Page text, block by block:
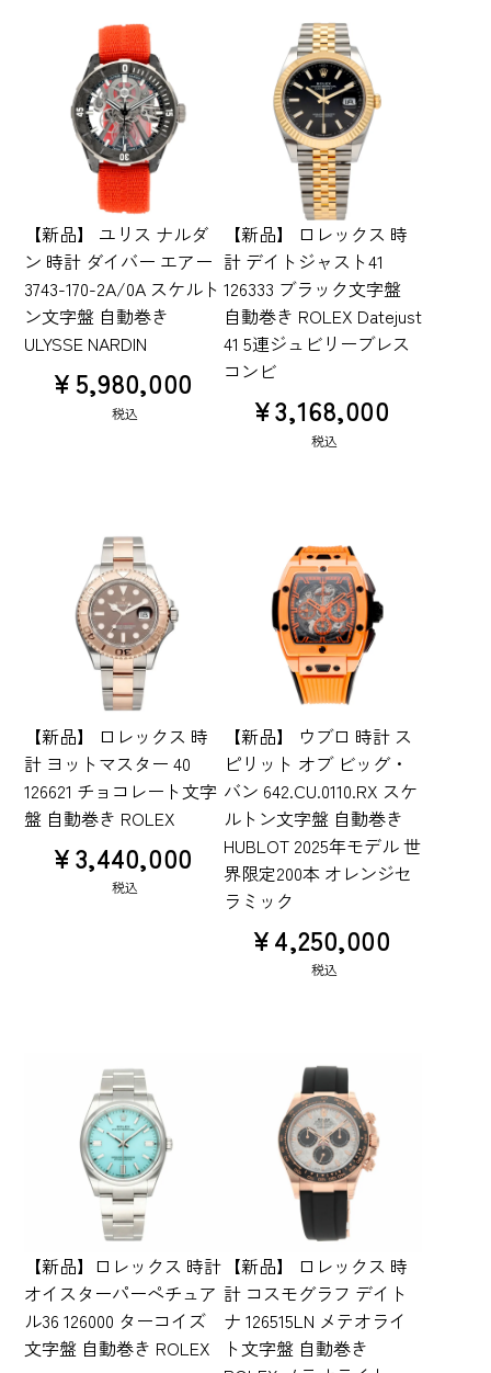
【新品】 ユリス ナルダ
ン 時計 ダイバー エアー
3743-170-2A/0A スケルト
ン文字盤 自動巻き
ULYSSE NARDIN
¥5,980,000
税込
【新品】 ロレックス 時
計 デイトジャスト41
126333 ブラック文字盤
自動巻き ROLEX Datejust
41 5連ジュビリーブレス
コンビ
¥3,168,000
税込
【新品】 ロレックス 時
計 ヨットマスター 40
126621 チョコレート文字
盤 自動巻き ROLEX
¥3,440,000
税込
【新品】 ウブロ 時計 ス
ピリット オブ ビッグ・
バン 642.CU.0110.RX スケ
ルトン文字盤 自動巻き
HUBLOT 2025年モデル 世
界限定200本 オレンジセ
ラミック
¥4,250,000
税込
【新品】ロレックス 時計
オイスターパーペチュア
ル36 126000 ターコイズ
文字盤 自動巻き ROLEX
【新品】 ロレックス 時
計 コスモグラフ デイト
ナ 126515LN メテオライ
ト文字盤 自動巻き